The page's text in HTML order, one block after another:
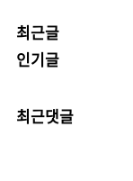
최근글
인기글
최근댓글